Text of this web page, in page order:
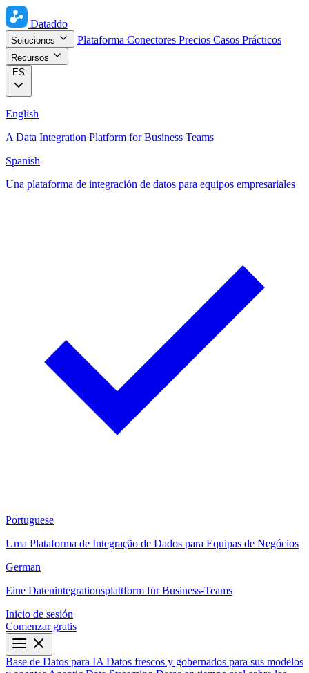
Dataddo
Soluciones Plataforma Conectores Precios Casos Prácticos
Recursos
ES
English
A Data Integration Platform for Business Teams
Spanish
Una plataforma de integración de datos para equipos empresariales
Portuguese
Uma Plataforma de Integração de Dados para Equipas de Negócios
German
Eine Datenintegrationsplattform für Business-Teams
Inicio de sesión
Comenzar gratis
Base de Datos para IA Datos frescos y gobernados para sus modelos